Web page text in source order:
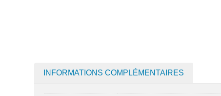
INFORMATIONS COMPLÉMENTAIRES